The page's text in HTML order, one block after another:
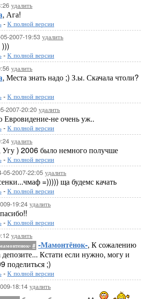
удалить
, Ага!
- К полной версии
2007-19:53 удалить
)))
- К полной версии
удалить
, Места знать надо ;) З.ы. Скачала чтоли?
- К полной версии
2007-20:20 удалить
Евровидение-не очень уж..
- К полной версии
удалить
Угу ) 2006 было немного получше
- К полной версии
05-2007-22:05 удалить
=))))) ща будемс качать
- К полной версии
19:24 удалить
- К полной версии
удалить
# -Мамонтёнок-, К сожалению
депозите... Кстати если нужно, могу и
поделиться ;)
- К полной версии
18:14 удалить